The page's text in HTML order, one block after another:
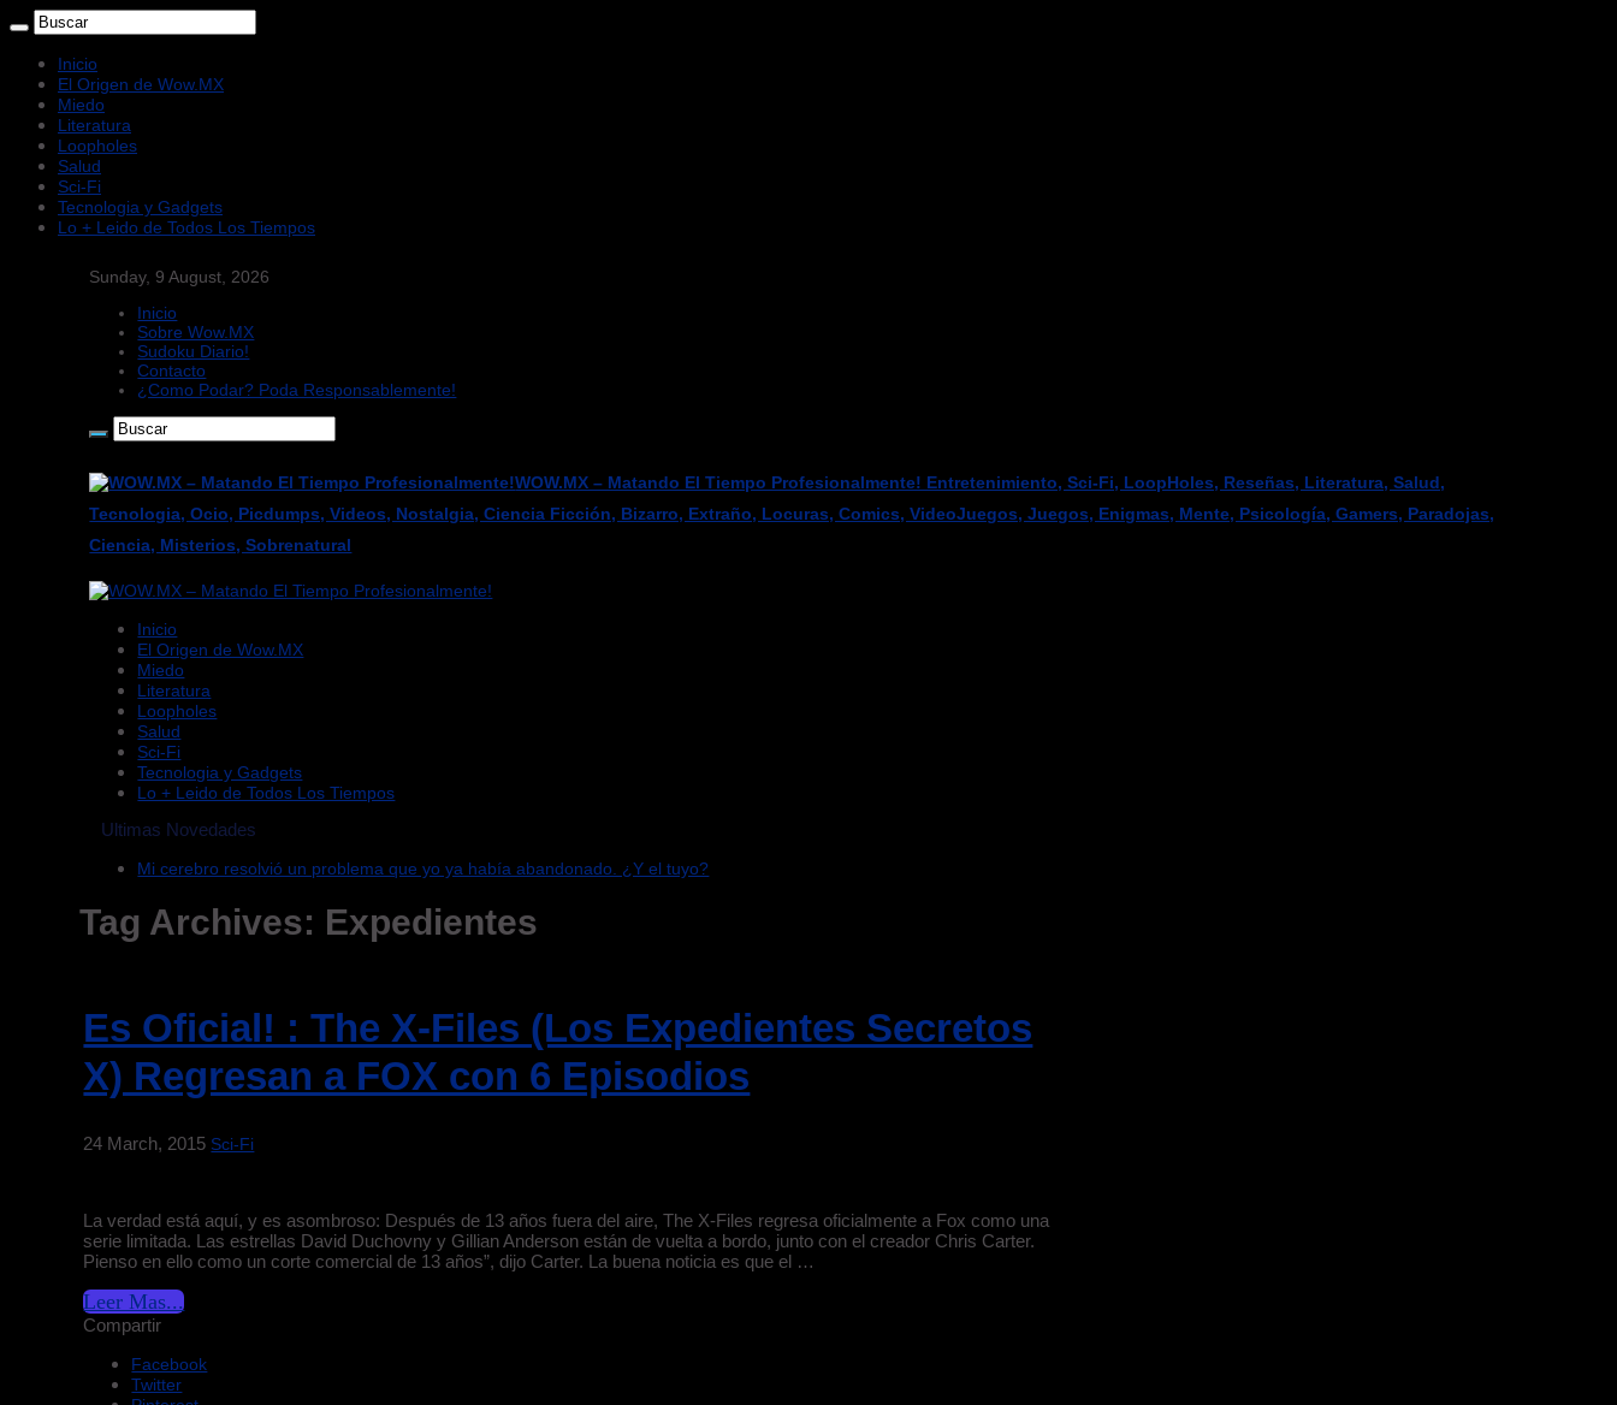
Inicio
El Origen de Wow.MX
Miedo
Literatura
Loopholes
Salud
Sci-Fi
Tecnologia y Gadgets
Lo + Leido de Todos Los Tiempos
Sunday, 9 August, 2026
Inicio
Sobre Wow.MX
Sudoku Diario!
Contacto
¿Como Podar? Poda Responsablemente!
WOW.MX – Matando El Tiempo Profesionalmente! Entretenimiento, Sci-Fi, LoopHoles, Reseñas, Literatura, Salud,
Tecnologia, Ocio, Picdumps, Videos, Nostalgia, Ciencia Ficción, Bizarro, Extraño, Locuras, Comics, VideoJuegos, Juegos, Enigmas, Mente, Psicología, Gamers, Paradojas,
Ciencia, Misterios, Sobrenatural
Inicio
El Origen de Wow.MX
Miedo
Literatura
Loopholes
Salud
Sci-Fi
Tecnologia y Gadgets
Lo + Leido de Todos Los Tiempos
Ultimas Novedades
Mi cerebro resolvió un problema que yo ya había abandonado. ¿Y el tuyo?
Tag Archives: Expedientes
Es Oficial! : The X-Files (Los Expedientes Secretos
X) Regresan a FOX con 6 Episodios
24 March, 2015 Sci-Fi
La verdad está aquí, y es asombroso: Después de 13 años fuera del aire, The X-Files regresa oficialmente a Fox como una
serie limitada. Las estrellas David Duchovny y Gillian Anderson están de vuelta a bordo, junto con el creador Chris Carter.
Pienso en ello como un corte comercial de 13 años”, dijo Carter. La buena noticia es que el …
Leer Mas...
Compartir
Facebook
Twitter